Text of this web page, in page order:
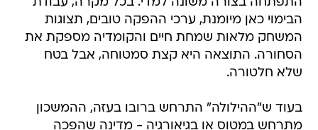
הבימוי כאן מיומנת, ערכי ההפקה טובים, תצוגות
המשחק מלאות שמחת חיים והקומדיה מספקת את
הסחורה. התוצאה היא קצת סמטוחה, אבל בטח
שלא חלטורה.
בעוד ש"ההילולה" התרחש ברובו בעזה, ההמשכון
מתרחש במטוס או בגיאורגיה - מדינה שהפכה